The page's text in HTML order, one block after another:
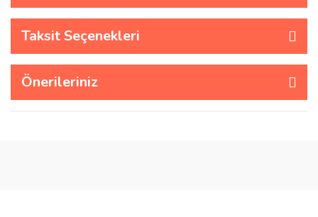
Taksit Seçenekleri
Önerileriniz